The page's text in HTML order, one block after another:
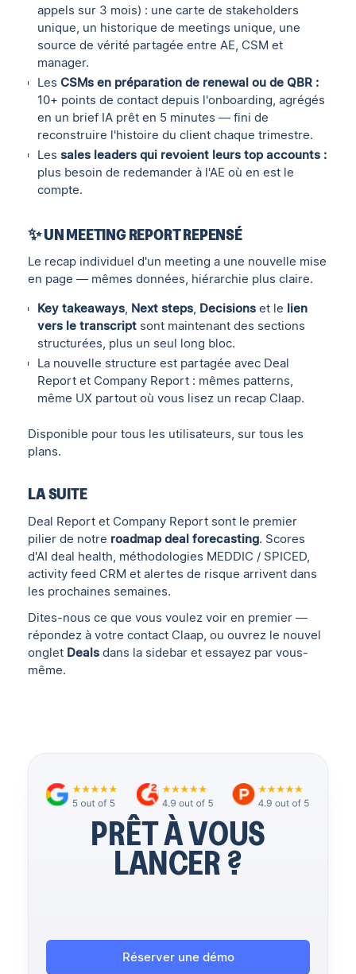
appels sur 3 mois) : une carte de stakeholders
unique, un historique de meetings unique, une
source de vérité partagée entre AE, CSM et
manager.
LesCSMs en préparation de renewal ou de QBR :
10+ points de contact depuis l'onboarding, agrégés
en un brief IA prêt en 5 minutes — fini de
reconstruire l'histoire du client chaque trimestre.
Lessales leaders qui revoient leurs top accounts :
plus besoin de redemander à l'AE où en est le
compte.
✨ UN MEETING REPORT REPENSÉ
Le recap individuel d'un meeting a une nouvelle mise
en page — mêmes données, hiérarchie plus claire.
Key takeaways, Next steps, Decisions et le lien
vers le transcript sont maintenant des sections
structurées, plus un seul long bloc.
La nouvelle structure est partagée avec Deal
Report et Company Report : mêmes patterns,
même UX partout où vous lisez un recap Claap.
Disponible pour tous les utilisateurs, sur tous les
plans.
LA SUITE
Deal Report et Company Report sont le premier
pilier de notre roadmap deal forecasting. Scores
d'AI deal health, méthodologies MEDDIC / SPICED,
activity feed CRM et alertes de risque arrivent dans
les prochaines semaines.
Dites-nous ce que vous voulez voir en premier —
répondez à votre contact Claap, ou ouvrez le nouvel
onglet Deals dans la sidebar et essayez par vous-
même.
PRÊT À VOUS
LANCER ?
Réserver une démo